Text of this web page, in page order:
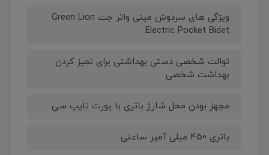
ویژگی های سردوش مینی واتر جت Green Lion
Electric Pocket Bidet
توالت شخصی دستی بهداشتی برای تمیز کردن
بهداشت شخصی
مجهز بودن محل شارژ باتری با پورت تایپ سی
باتری 450 میلی آمپر ساعتی